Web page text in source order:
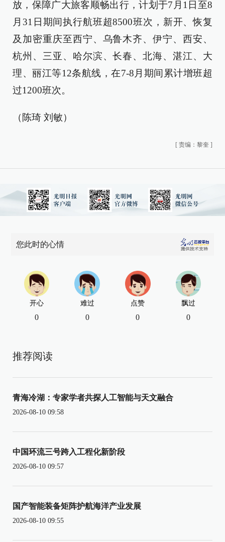
放，保障广大旅客顺畅出行，计划于7月1日至8
月31日期间执行航班超8500班次，新开、恢复
及加密重庆至西宁、乌鲁木齐、伊宁、西安、
杭州、三亚、哈尔滨、长春、北海、湛江、大
理、丽江等12条航线，在7-8月期间累计增班超
过1200班次。
（陈琦 刘敏）
[ 责编：黎奎 ]
您此时的心情
开心
0
难过
0
点赞
0
飘过
0
推荐阅读
青海冷湖：专家学者共探人工智能与天文融合
2026-08-10 09:58
中国环流三号跨入工程化新阶段
2026-08-10 09:57
国产智能装备矩阵护航海洋产业发展
2026-08-10 09:55